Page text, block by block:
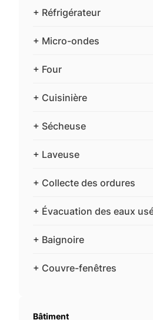
+ Réfrigérateur
+ Micro-ondes
+ Four
+ Cuisinière
+ Sécheuse
+ Laveuse
+ Collecte des ordures
+ Évacuation des eaux
+ Baignoire
+ Couvre-fenêtres
Bâtiment